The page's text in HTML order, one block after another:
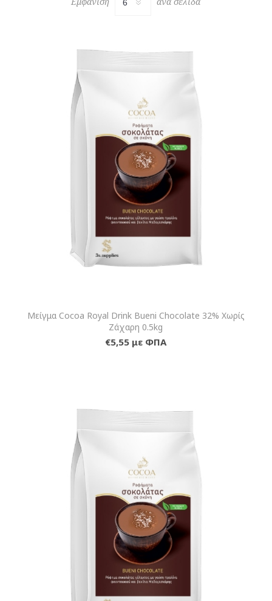
Μείγμα Cocoa Royal Drink Bueni Chocolate 32% Χωρίς
Ζάχαρη 0.5kg
€5,55 με ΦΠΑ